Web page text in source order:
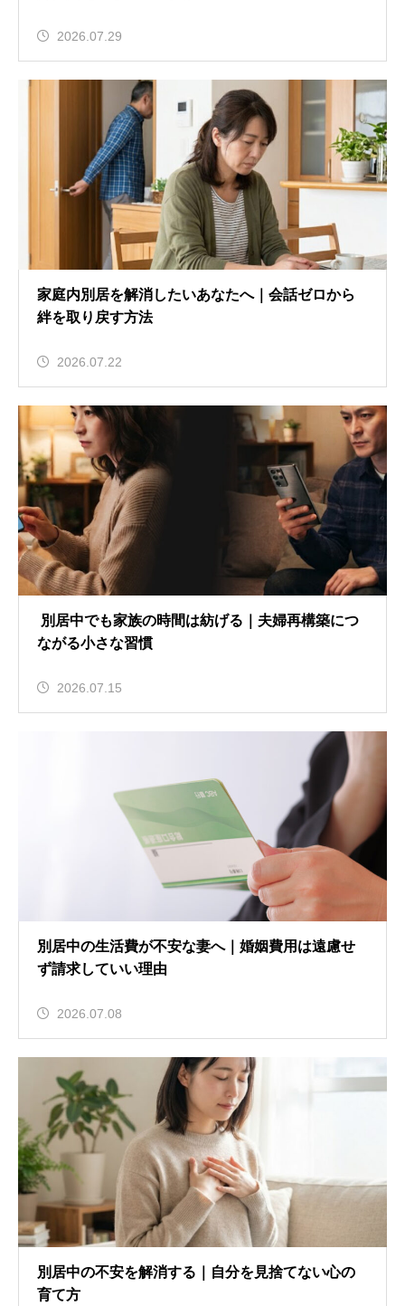
2026.07.29
家庭内別居を解消したいあなたへ｜会話ゼロから
絆を取り戻す方法
2026.07.22
別居中でも家族の時間は紡げる｜夫婦再構築につ
ながる小さな習慣
2026.07.15
別居中の生活費が不安な妻へ｜婚姻費用は遠慮せ
ず請求していい理由
2026.07.08
別居中の不安を解消する｜自分を見捨てない心の
育て方